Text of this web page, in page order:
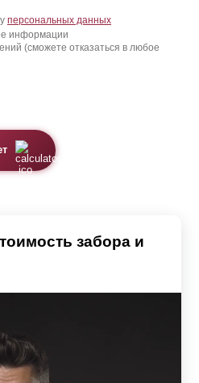
персональных данных
информации
(сможете отказаться в любое
забора и